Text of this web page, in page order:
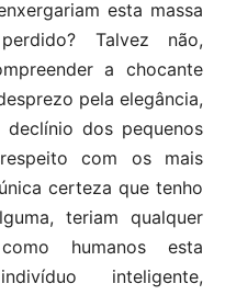
esta massa
Talvez não,
a chocante
pela elegância,
dos pequenos
com os mais
certeza que tenho
teriam qualquer
humanos esta
inteligente,